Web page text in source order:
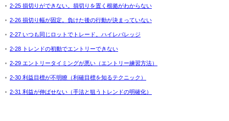
2-25 損切りができない。損切りを置く根拠がわからない
2-26 損切り幅が固定。負けた後の行動が決まっていない
2-27 いつも同じロットでトレード。ハイレバレッジ
2-28 トレンドの初動でエントリーできない
2-29 エントリータイミングが悪い（エントリー練習方法）
2-30 利益目標が不明瞭（利確目標を知るテクニック）
2-31 利益が伸ばせない（手法と狙うトレンドの明確化）